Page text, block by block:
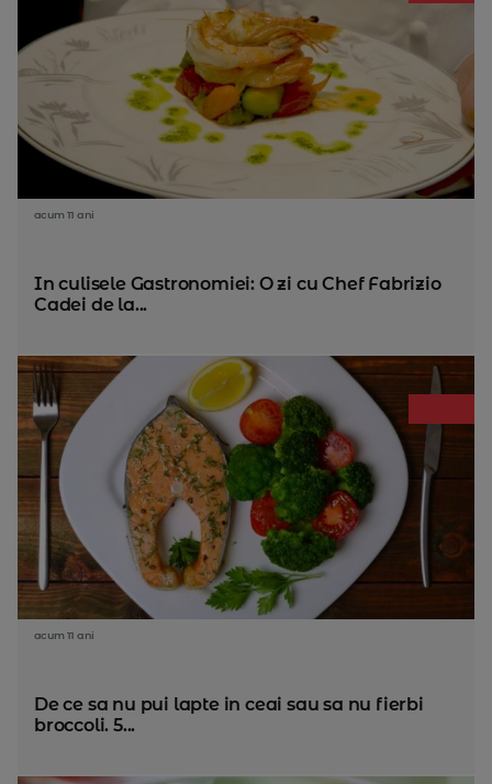
acum 11 ani
In culisele Gastronomiei: O zi cu Chef Fabrizio
Cadei de la...
acum 11 ani
De ce sa nu pui lapte in ceai sau sa nu fierbi
broccoli. 5...